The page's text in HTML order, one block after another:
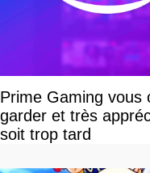
Prime Gaming vous
garder et très
soit trop tard